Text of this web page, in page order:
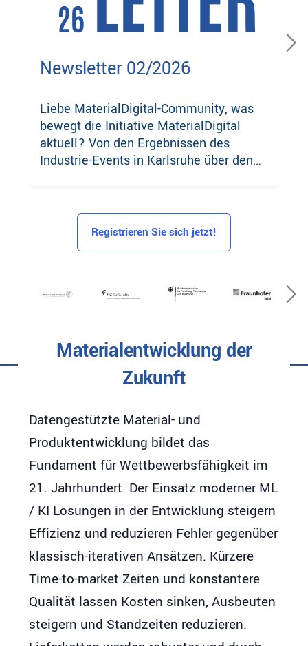
Newsletter 02/2026
Liebe MaterialDigital-Community, was
bewegt die Initiative MaterialDigital
aktuell? Von den Ergebnissen des
Industrie-Events in Karlsruhe über den
Fortschritten in unseren
Arbeitsbereichen.
Registrieren Sie sich jetzt!
Materialentwicklung der
Zukunft
Datengestützte Material- und
Produktentwicklung bildet das
Fundament für Wettbewerbsfähigkeit im
21. Jahrhundert. Der Einsatz moderner ML
/ KI Lösungen in der Entwicklung steigern
Effizienz und reduzieren Fehler gegenüber
klassisch-iterativen Ansätzen. Kürzere
Time-to-market Zeiten und konstantere
Qualität lassen Kosten sinken, Ausbeuten
steigern und Standzeiten reduzieren.